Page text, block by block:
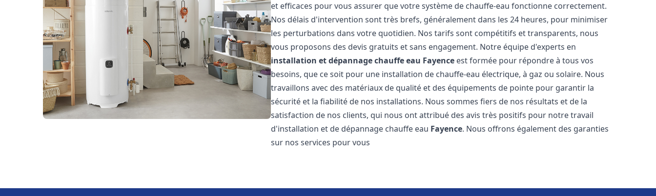
et efficaces pour vous assurer que votre système de chauffe-eau fonctionne correctement.
Nos délais d'intervention sont très brefs, généralement dans les 24 heures, pour minimiser
les perturbations dans votre quotidien. Nos tarifs sont compétitifs et transparents, nous
vous proposons des devis gratuits et sans engagement. Notre équipe d'experts en
installation et dépannage chauffe eau Fayence est formée pour répondre à tous vos
besoins, que ce soit pour une installation de chauffe-eau électrique, à gaz ou solaire. Nous
travaillons avec des matériaux de qualité et des équipements de pointe pour garantir la
sécurité et la fiabilité de nos installations. Nous sommes fiers de nos résultats et de la
satisfaction de nos clients, qui nous ont attribué des avis très positifs pour notre travail
d'installation et de dépannage chauffe eau Fayence. Nous offrons également des garanties
sur nos services pour vous